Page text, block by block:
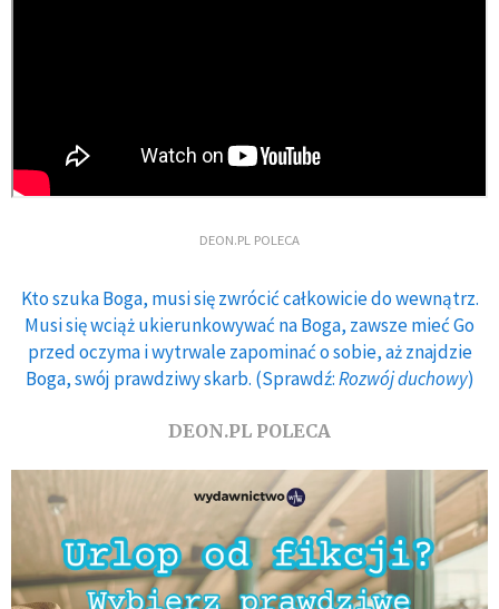
DEON.PL POLECA
Kto szuka Boga, musi się zwrócić całkowicie do wewnątrz.
Musi się wciąż ukierunkowywać na Boga, zawsze mieć Go
przed oczyma i wytrwale zapominać o sobie, aż znajdzie
Boga, swój prawdziwy skarb. (Sprawdź:Rozwój duchowy)
DEON.PL POLECA